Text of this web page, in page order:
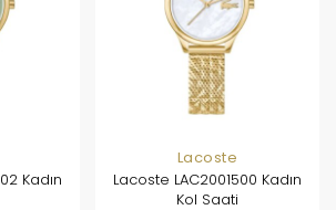
Kadın
Lacoste
Lacoste LAC2001500 Kadın
Kol Saati